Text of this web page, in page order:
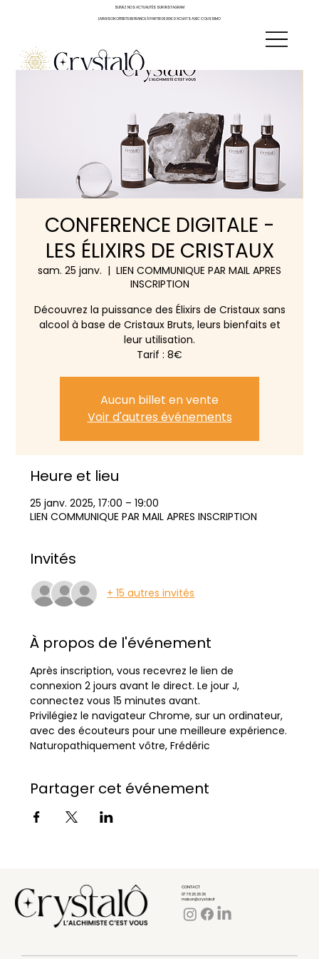
SUIVEZ NOS ACTUALITÉS SUR INSTAGRAM
LIVRAISON OFFERTE EN FRANCE À PARTIR DE 90€ D'ACHATS AVEC COLISSIMO
CONFERENCE DIGITALE -
LES ÉLIXIRS DE CRISTAUX
sam. 25 janv.
  |
LIEN COMMUNIQUE PAR MAIL APRES
INSCRIPTION
Découvrez la puissance des Élixirs de Cristaux sans
alcool à base de Cristaux Bruts, leurs bienfaits et
leur utilisation.
Tarif : 8€
Aucun billet en vente
Voir d'autres événements
Heure et lieu
25 janv. 2025, 17:00 – 19:00
LIEN COMMUNIQUE PAR MAIL APRES INSCRIPTION
Invités
+ 15 autres invités
À propos de l'événement
Après inscription, vous recevrez le lien de
connexion 2 jours avant le direct. Le jour J,
connectez vous 15 minutes avant.
Privilégiez le navigateur Chrome, sur un ordinateur,
avec des écouteurs pour une meilleure expérience.
Naturopathiquement vôtre, Frédéric
Partager cet événement
CONTACT
07 78 26 26 36
maison@crystalo.fr